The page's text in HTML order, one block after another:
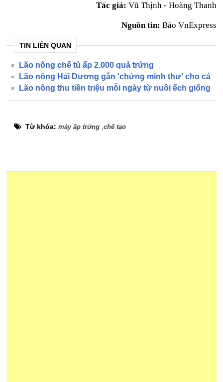
Tác giả: Vũ Thịnh - Hoàng Thanh
Nguồn tin: Báo VnExpress
TIN LIÊN QUAN
Lão nông chế tủ ấp 2.000 quả trứng
Lão nông Hải Dương gắn 'chứng minh thư' cho cá
Lão nông thu tiền triệu mỗi ngày từ nuôi ếch giống
Từ khóa:máy ấp trứng ,chế tạo